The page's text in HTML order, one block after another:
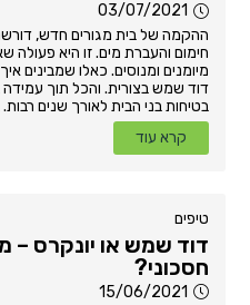
03/07/2021
ההקמה של בית מגורים חדש,
חימום והעברת מים. זו היא פעולה
מיומנים ומנוסים. כאלו שמבינים
דוד שמש בצורית. והכל תוך
בטיחות בני הבית לאורך שנים
קרא עוד
טיפים
דוד שמש או יונקרס –
חסכוני?
15/06/2021